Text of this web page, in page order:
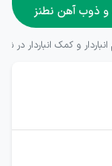
و ذوب آهن نطنز
و کمک انباردار